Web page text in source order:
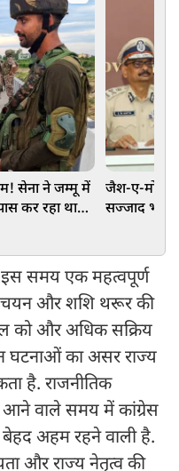
सेना ने जम्मू में
पास कर रहा था
जैश-ए-
सज्जाद भट
समय एक महत्वपूर्ण
चयन और शशि थरूर की
को और अधिक सक्रिय
घटनाओं का असर राज्य
है. राजनीतिक
आने वाले समय में कांग्रेस
अहम रहने वाली है.
और राज्य नेतृत्व की